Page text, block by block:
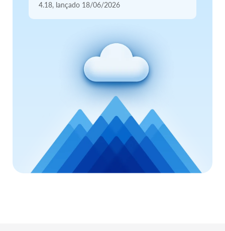
4.18, lançado 18/06/2026